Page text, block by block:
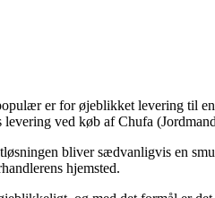
er for øjeblikket levering til
levering ved køb af Chufa
bliver sædvanligvis en
hjemsted.